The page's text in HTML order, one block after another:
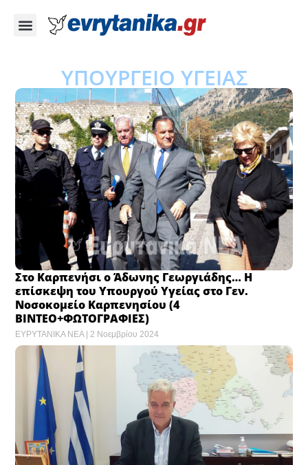
ΥΠΟΥΡΓΕΙΟ ΥΓΕΙΑΣ
Στο Καρπενήσι ο Άδωνης Γεωργιάδης… Η
επίσκεψη του Υπουργού Υγείας στο Γεν.
Νοσοκομείο Καρπενησίου (4
ΒΙΝΤΕΟ+ΦΩΤΟΓΡΑΦΙΕΣ)
ΕΥΡΥΤΑΝΙΚΑ ΝΕΑ 2 Νοεμβρίου 2024